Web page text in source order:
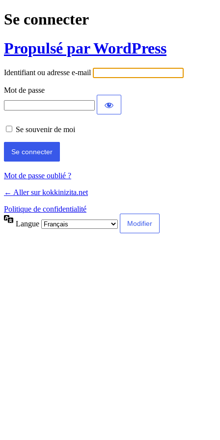
Se connecter
Propulsé par WordPress
Identifiant ou adresse e-mail
Mot de passe
Se souvenir de moi
Mot de passe oublié ?
← Aller sur kokkinizita.net
Politique de confidentialité
Langue